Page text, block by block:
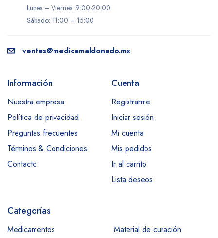
Lunes – Viernes: 9:00-20:00
Sábado: 11:00 – 15:00
ventas@medicamaldonado.mx
Información
Nuestra empresa
Política de privacidad
Preguntas frecuentes
Términos & Condiciones
Contacto
Cuenta
Registrarme
Iniciar sesión
Mi cuenta
Mis pedidos
Ir al carrito
Lista deseos
Categorías
Medicamentos Material de curación